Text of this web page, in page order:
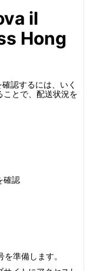
il
Hong
認するには、いく
とで、配送状況を
確認
準備します。